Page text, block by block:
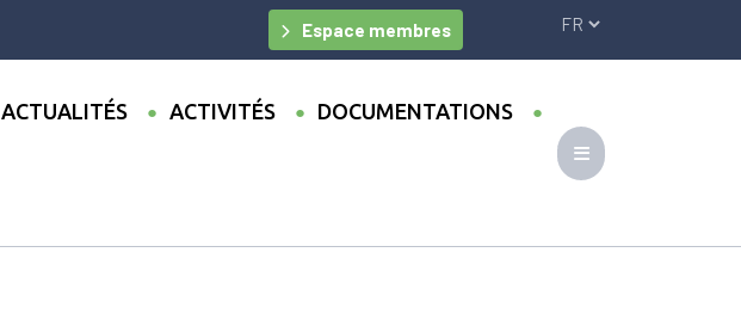
Espace membres
ACTUALITÉS ACTIVITÉS DOCUMENTATIONS